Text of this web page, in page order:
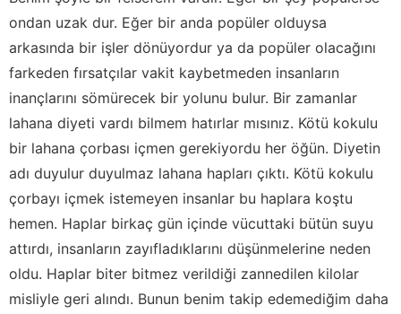
ondan uzak dur. Eğer bir anda popüler olduysa
arkasında bir işler dönüyordur ya da popüler olacağını
farkeden fırsatçılar vakit kaybetmeden insanların
inançlarını sömürecek bir yolunu bulur. Bir zamanlar
lahana diyeti vardı bilmem hatırlar mısınız. Kötü kokulu
bir lahana çorbası içmen gerekiyordu her öğün. Diyetin
adı duyulur duyulmaz lahana hapları çıktı. Kötü kokulu
çorbayı içmek istemeyen insanlar bu haplara koştu
hemen. Haplar birkaç gün içinde vücuttaki bütün suyu
attırdı, insanların zayıfladıklarını düşünmelerine neden
oldu. Haplar biter bitmez verildiği zannedilen kilolar
misliyle geri alındı. Bunun benim takip edemediğim daha